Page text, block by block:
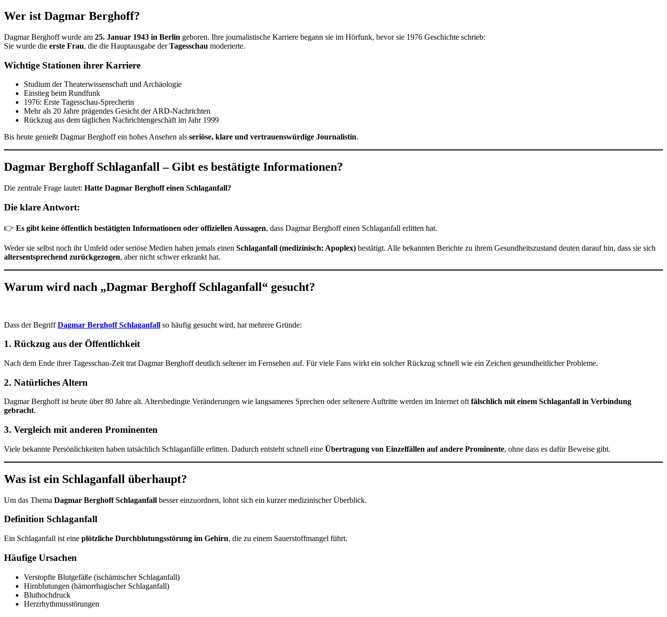
Wer ist Dagmar Berghoff?
Dagmar Berghoff wurde am 25. Januar 1943 in Berlin geboren. Ihre journalistische Karriere begann sie im Hörfunk, bevor sie 1976 Geschichte schrieb:
Sie wurde die erste Frau, die die Hauptausgabe derTagesschau moderierte.
Wichtige Stationen ihrer Karriere
Studium der Theaterwissenschaft und Archäologie
Einstieg beim Rundfunk
1976: Erste Tagesschau-Sprecherin
Mehr als 20 Jahre prägendes Gesicht der ARD-Nachrichten
Rückzug aus dem täglichen Nachrichtengeschäft im Jahr 1999
Bis heute genießt Dagmar Berghoff ein hohes Ansehen als seriöse, klare und vertrauenswürdige Journalistin.
Dagmar Berghoff Schlaganfall – Gibt es bestätigte Informationen?
Die zentrale Frage lautet: Hatte Dagmar Berghoff einen Schlaganfall?
Die klare Antwort:
👉 Es gibt keine öffentlich bestätigten Informationen oder offiziellen Aussagen, dass Dagmar Berghoff einen Schlaganfall erlitten hat.
Weder sie selbst noch ihr Umfeld oder seriöse Medien haben jemals einen Schlaganfall (medizinisch: Apoplex) bestätigt. Alle bekannten Berichte zu ihrem Gesundheitszustand deuten darauf hin, dass sie sich
altersentsprechend zurückgezogen, aber nicht schwer erkrankt hat.
Warum wird nach „Dagmar Berghoff Schlaganfall“ gesucht?
Dass der BegriffDagmar Berghoff Schlaganfall so häufig gesucht wird, hat mehrere Gründe:
1. Rückzug aus der Öffentlichkeit
Nach dem Ende ihrer Tagesschau-Zeit trat Dagmar Berghoff deutlich seltener im Fernsehen auf. Für viele Fans wirkt ein solcher Rückzug schnell wie ein Zeichen gesundheitlicher Probleme.
2. Natürliches Altern
Dagmar Berghoff ist heute über 80 Jahre alt. Altersbedingte Veränderungen wie langsameres Sprechen oder seltenere Auftritte werden im Internet oft fälschlich mit einem Schlaganfall in Verbindung
gebracht.
3. Vergleich mit anderen Prominenten
Viele bekannte Persönlichkeiten haben tatsächlich Schlaganfälle erlitten. Dadurch entsteht schnell eine Übertragung von Einzelfällen auf andere Prominente, ohne dass es dafür Beweise gibt.
Was ist ein Schlaganfall überhaupt?
Um das Thema Dagmar Berghoff Schlaganfall besser einzuordnen, lohnt sich ein kurzer medizinischer Überblick.
Definition Schlaganfall
Ein Schlaganfall ist eine plötzliche Durchblutungsstörung im Gehirn, die zu einem Sauerstoffmangel führt.
Häufige Ursachen
Verstopfte Blutgefäße (ischämischer Schlaganfall)
Hirnblutungen (hämorrhagischer Schlaganfall)
Bluthochdruck
Herzrhythmusstörungen